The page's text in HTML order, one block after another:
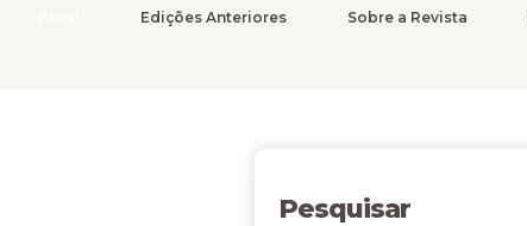
Edições Anteriores Sobre a Revista
Pesquisar